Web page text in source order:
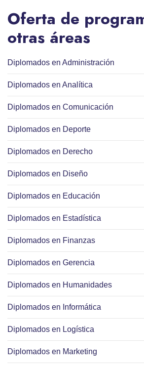
Oferta de
otras áreas
Diplomados en Administración
Diplomados en Analítica
Diplomados en Comunicación
Diplomados en Deporte
Diplomados en Derecho
Diplomados en Diseño
Diplomados en Educación
Diplomados en Estadística
Diplomados en Finanzas
Diplomados en Gerencia
Diplomados en Humanidades
Diplomados en Informática
Diplomados en Logística
Diplomados en Marketing